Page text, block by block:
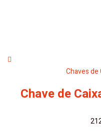
Chaves de
Chave de